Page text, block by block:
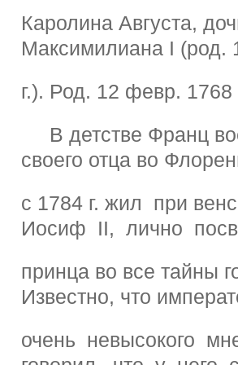
Каролина Августа,
Максимилиана I (род.
г.). Род. 12 февр. 1768
В детстве Франц
своего отца во
с 1784 г. жил при
Иосиф II, лично
принца во все тайны
Известно, что
очень невысокого